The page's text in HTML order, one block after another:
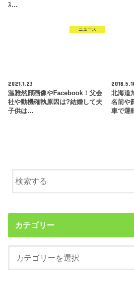
ｽ…
ニュース
2021.1.23
温雅然顔画像やFacebook！父会
社や動機確執原因は?結婚して夫
子供は…
北海道
名前や
車で運
カテゴリー